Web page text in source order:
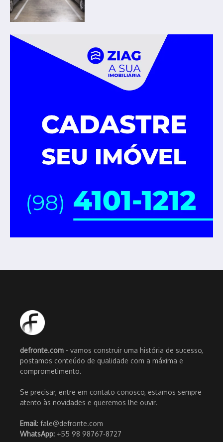
defronte.com - vamos construir uma história de sucesso,
postamos conteúdo de qualidade com a máxima e
comprometimento.
Se precisar, entre em contato conosco, estamos sempre
atento às novidades e queremos lhe ouvir.
Email: fale@defronte.com
WhatsApp: +55 98 98767-8727